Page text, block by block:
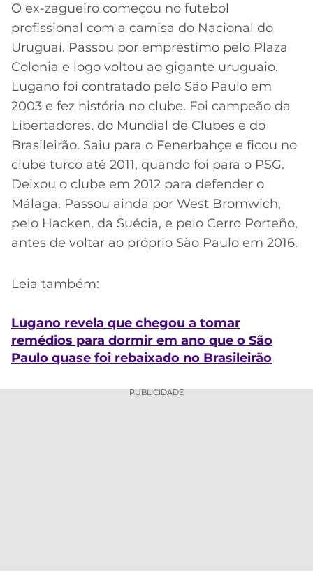
O ex-zagueiro começou no futebol
profissional com a camisa do Nacional do
Uruguai. Passou por empréstimo pelo Plaza
Colonia e logo voltou ao gigante uruguaio.
Lugano foi contratado pelo São Paulo em
2003 e fez história no clube. Foi campeão da
Libertadores, do Mundial de Clubes e do
Brasileirão. Saiu para o Fenerbahçe e ficou no
clube turco até 2011, quando foi para o PSG.
Deixou o clube em 2012 para defender o
Málaga. Passou ainda por West Bromwich,
pelo Hacken, da Suécia, e pelo Cerro Porteño,
antes de voltar ao próprio São Paulo em 2016.
Leia também:
Lugano revela que chegou a tomar
remédios para dormir em ano que o São
Paulo quase foi rebaixado no Brasileirão
PUBLICIDADE